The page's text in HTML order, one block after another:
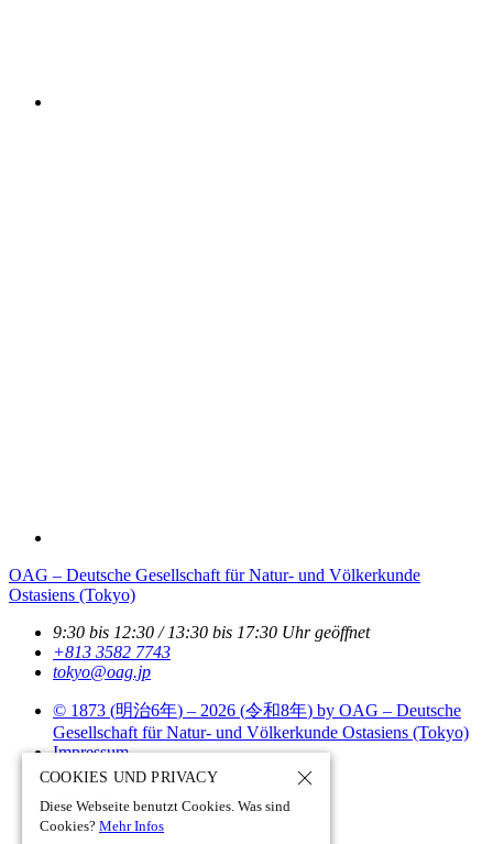
OAG – Deutsche Gesellschaft für Natur- und Völkerkunde
Ostasiens (Tokyo)
9:30 bis 12:30 / 13:30 bis 17:30 Uhr geöffnet
+813 3582 7743
tokyo­@­oag­.­jp
© 1873 (明治6年) – 2026 (令和8年) by OAG – Deutsche
Gesellschaft für Natur- und Völkerkunde Ostasiens (Tokyo)
Impressum
Datenschutz
Site by piichi.com - tokyo - japan
COOKIES UND PRIVACY
Diese Webseite benutzt Cookies. Was sind
Cookies? Mehr Infos